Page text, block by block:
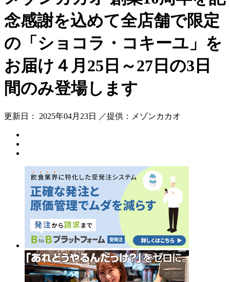
念感謝を込めて全店舗で限定
の「ショコラ・コキーユ」を
お届け４月25日～27日の3日
間のみ登場します
更新日： 2025年04月23日 ／提供：メゾンカカオ